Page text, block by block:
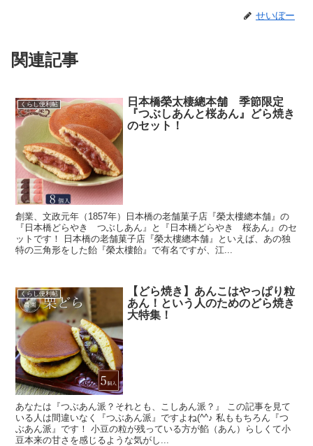
せいぼー
関連記事
くらし便利帖
日本橋榮太棲總本舗 季節限定
『つぶしあんと桜あん』どら焼き
のセット！
創業、文政元年（1857年）日本橋の老舗菓子店『榮太樓總本舗』の
『日本橋どらやき つぶしあん』と『日本橋どらやき 桜あん』のセ
ットです！ 日本橋の老舗菓子店『榮太樓總本舗』といえば、あの独
特の三角形をした飴『榮太樓飴』で有名ですが、江...
くらし便利帖
【どら焼き】あんこはやっぱり粒
あん！という人のためのどら焼き
大特集！
あなたは『つぶあん派？それとも、こしあん派？』 この記事を見て
いる人は間違いなく『つぶあん派』ですよね(^^♪ 私ももちろん『つ
ぶあん派』です！ 小豆の粒が残っている方が餡（あん）らしくて小
豆本来の甘さを感じるような気がし...